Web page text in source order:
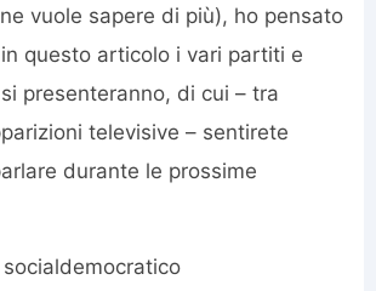
vuole sapere di più), ho pensato
questo articolo i vari partiti e
presenteranno, di cui – tra
televisive – sentirete
durante le prossime